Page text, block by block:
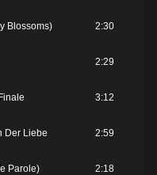
Blossoms) 2:30
2:29
3:12
Der Liebe 2:59
Parole) 2:18